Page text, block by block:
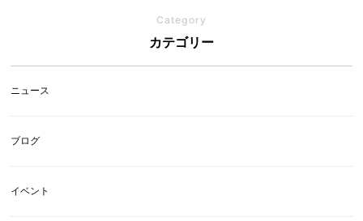
Category
カテゴリー
ニュース
ブログ
イベント